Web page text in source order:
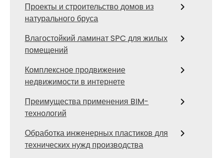
Проекты и строительство домов из
натурального бруса
Влагостойкий ламинат SPC для жилых
помещений
Комплексное продвижение
недвижимости в интернете
Преимущества применения BIM-
технологий
Обработка инженерных пластиков для
технических нужд производства